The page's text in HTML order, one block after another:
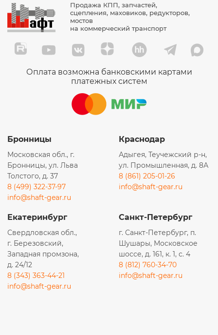
Продажа КПП, запчастей,
сцепления, маховиков, редукторов,
мостов
на коммерческий транспорт
Оплата возможна банковскими картами
платежных систем
Бронницы
Московская обл., г.
Бронницы, ул. Льва
Толстого, д. 37
8 (499) 322-37-97
info@shaft-gear.ru
Краснодар
Адыгея, Теучежский р-н,
ул. Промышленная, д. 8А
8 (861) 205-01-26
info@shaft-gear.ru
Екатеринбург
Свердловская обл.,
г. Березовский,
Западная промзона,
д. 24/12
8 (343) 363-44-21
info@shaft-gear.ru
Санкт-Петербург
г. Санкт-Петербург, п.
Шушары, Московское
шоссе, д. 161, к. 1, с. 4
8 (812) 760-34-70
info@shaft-gear.ru